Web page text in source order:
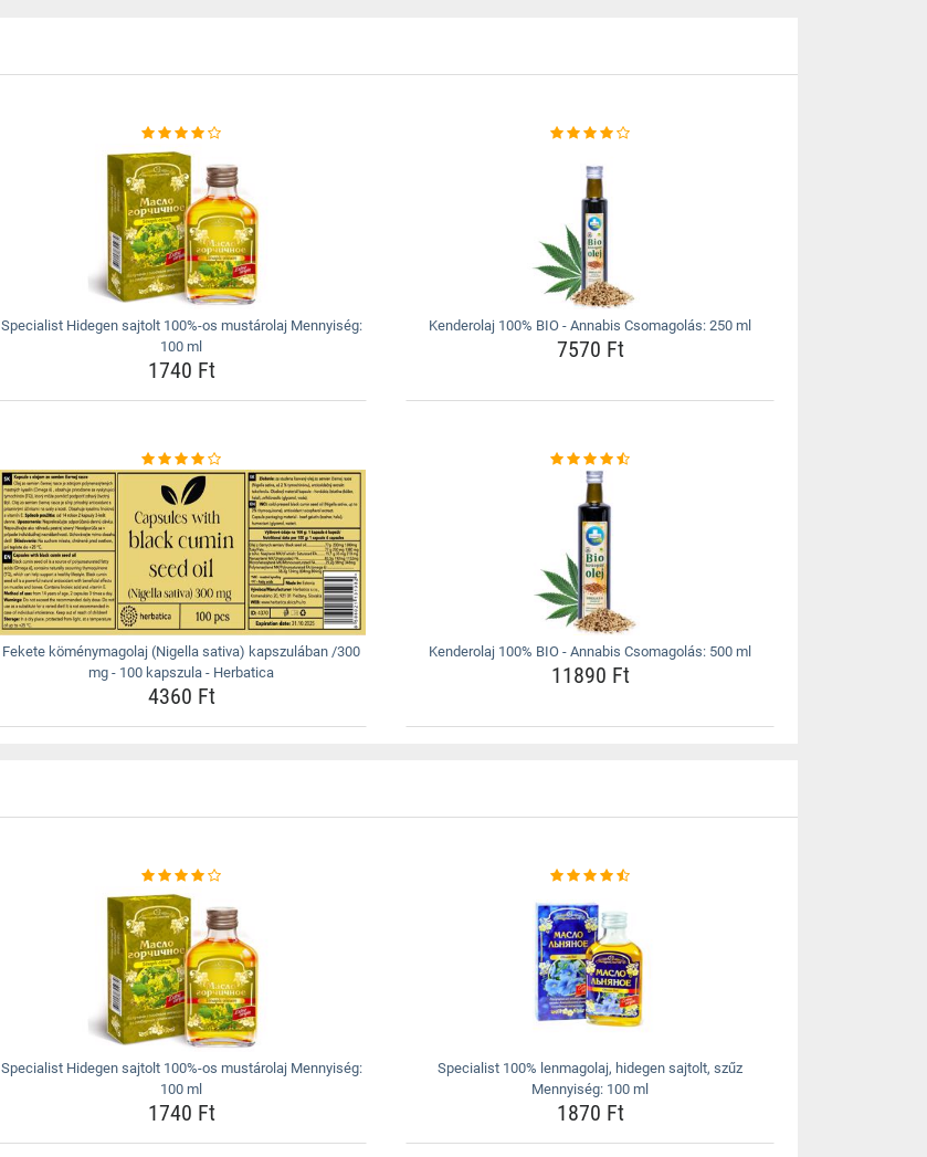
Specialist Hidegen sajtolt 100%-os mustárolaj Mennyiség:
100 ml
1740 Ft
Kenderolaj 100% BIO - Annabis Csomagolás: 250 ml
7570 Ft
Fekete köménymagolaj (Nigella sativa) kapszulában /300
mg - 100 kapszula - Herbatica
4360 Ft
Kenderolaj 100% BIO - Annabis Csomagolás: 500 ml
11890 Ft
Specialist Hidegen sajtolt 100%-os mustárolaj Mennyiség:
100 ml
1740 Ft
Specialist 100% lenmagolaj, hidegen sajtolt, szűz
Mennyiség: 100 ml
1870 Ft